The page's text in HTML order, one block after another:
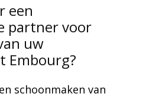
een
partner voor
uw
Embourg?
schoonmaken van